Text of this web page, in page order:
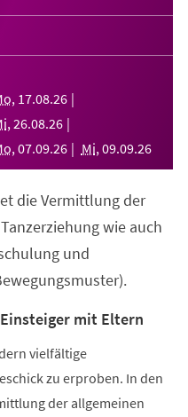
, 17.08.26
, 26.08.26
, 07.09.26 Mi, 09.09.26
die Vermittlung der
wie auch
und
mit Eltern
vielfältige
zu erproben. In den
der allgemeinen